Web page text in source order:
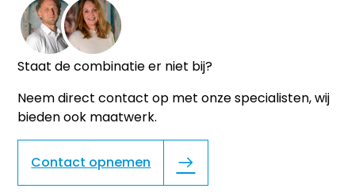
Staat de combinatie er niet bij?
Neem direct contact op met onze specialisten, wij
bieden ook maatwerk.
Contact opnemen